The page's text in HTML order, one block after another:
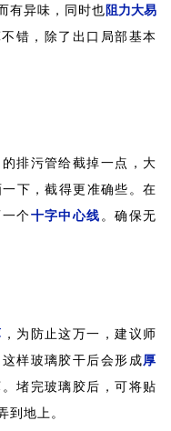
有异味，同时也 阻力大易
错，除了出口局部基本
排污管给截掉一点，大
下，截得更准确些。在
个十字中心线 。确保无
，为防止这万一，建议师
样玻璃胶干后会形成厚
。堵完玻璃胶后，可将贴
到地上。